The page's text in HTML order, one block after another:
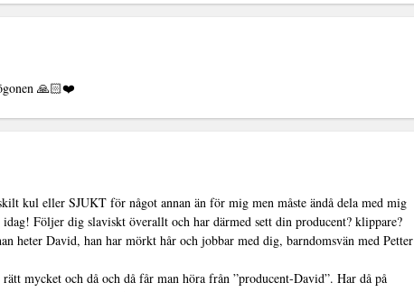
🙏🏻❤️
kul eller SJUKT för något annan än för mig men måste ändå dela med mig
Följer dig slaviskt överallt och har därmed sett din producent? klippare?
heter David, han har mörkt hår och jobbar med dig, barndomsvän med Petter
rätt mycket och då och då får man höra från ”producent-David”. Har då på